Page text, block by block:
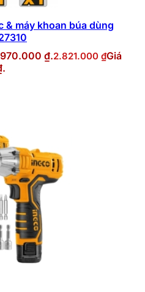
& máy khoan búa dùng
₫.2.821.000 ₫Giá